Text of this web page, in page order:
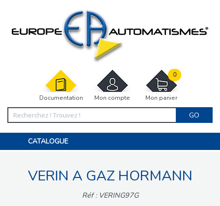
Documentation Mon compte Mon panier
0
GO
CATALOGUE
MOTORISATIONS
ACCESSOIRES ET ELECTRONIQUES
INTERPHONES VISIOPHONES
VERIN A GAZ HORMANN
Réf : VERING97G